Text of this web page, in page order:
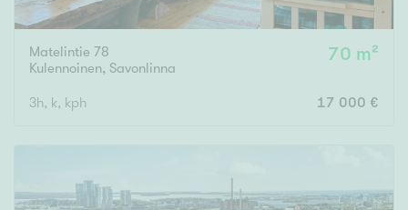
Matelintie 78
Kulennoinen, Savonlinna
70 m²
3h, k, kph 17 000 €